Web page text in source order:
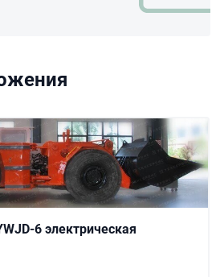
6 электрическая